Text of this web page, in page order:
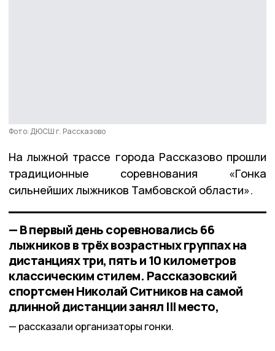
Фото: ДЮСШ г. Рассказово
На лыжной трассе города Рассказово прошли
традиционные соревнования «Гонка
сильнейших лыжников Тамбовской области».
— В первый день соревновались 66
лыжников в трёх возрастных группах на
дистанциях три, пять и 10 километров
классическим стилем. Рассказовский
спортсмен Николай Ситников на самой
длинной дистанции занял III место,
рассказали организаторы гонки.